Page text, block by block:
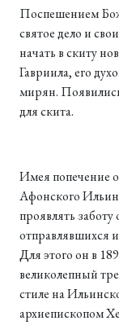
Поспешением
святое дело и
начать в скиту
Гавриила, его
мирян.
для скита.
Имея попечение о
Афонского
проявлять
отправлявшихся
Для этого он в
великолепный
стиле на
архиепископом